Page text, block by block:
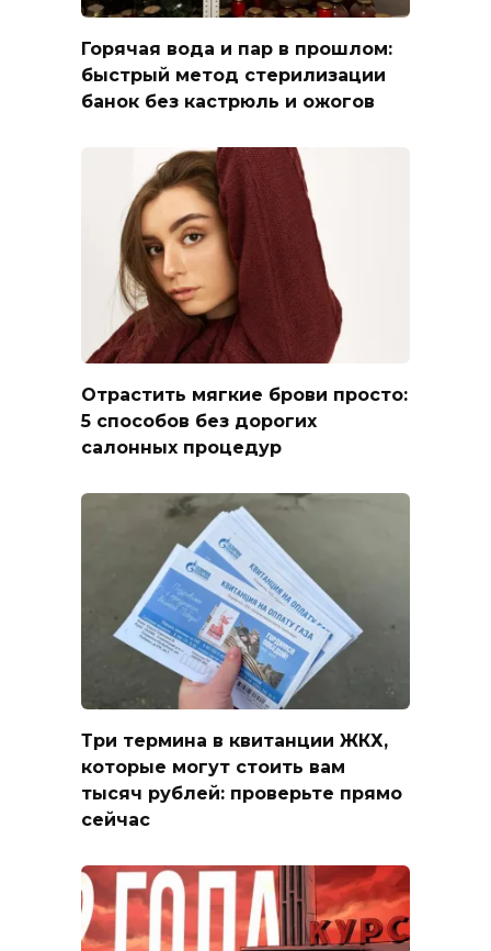
Горячая вода и пар в прошлом:
быстрый метод стерилизации
банок без кастрюль и ожогов
Отрастить мягкие брови просто:
5 способов без дорогих
салонных процедур
Три термина в квитанции ЖКХ,
которые могут стоить вам
тысяч рублей: проверьте прямо
сейчас